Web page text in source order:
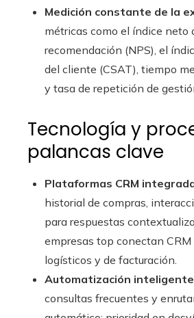
Medición constante de la
métricas como el índice neto
recomendación (NPS), el
del cliente (CSAT), tiempo
y tasa de repetición de
Tecnología y
palancas clave
Plataformas CRM
historial de compras,
para respuestas
empresas top conectan
logísticos y de facturación.
Automatización
consultas frecuentes y